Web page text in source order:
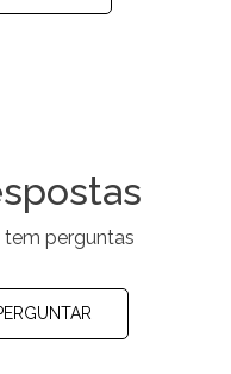
tem perguntas